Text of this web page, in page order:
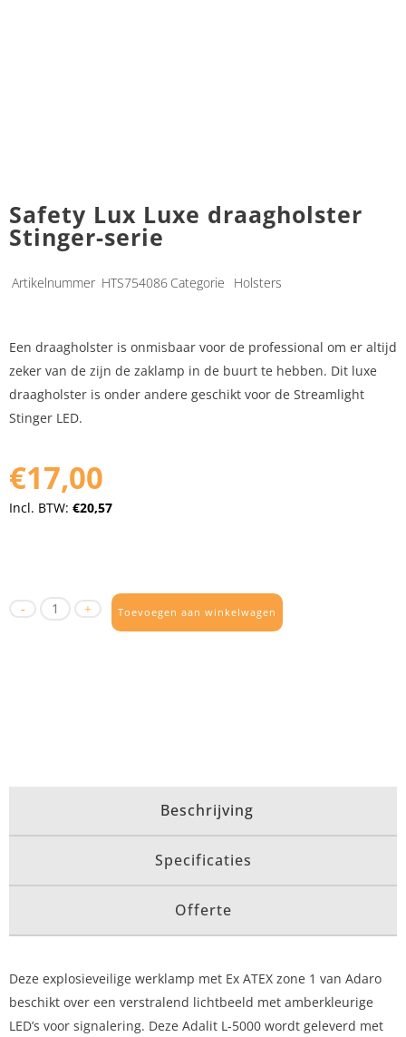
Safety Lux Luxe draagholster
Stinger-serie
Artikelnummer HTS754086 Categorie Holsters
Een draagholster is onmisbaar voor de professional om er altijd
zeker van de zijn de zaklamp in de buurt te hebben. Dit luxe
draagholster is onder andere geschikt voor de Streamlight
Stinger LED.
€17,00
Incl. BTW: €20,57
Toevoegen aan winkelwagen
Beschrijving
Specificaties
Offerte
Deze explosieveilige werklamp met Ex ATEX zone 1 van Adaro
beschikt over een verstralend lichtbeeld met amberkleurige
LED’s voor signalering. Deze Adalit L-5000 wordt geleverd met